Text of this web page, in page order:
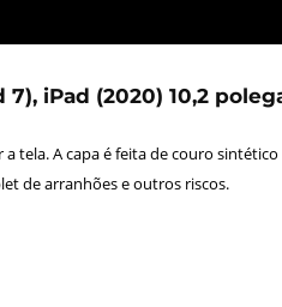
iPad (2020) 10,2
tela. A capa é feita de couro
de arranhões e outros riscos.